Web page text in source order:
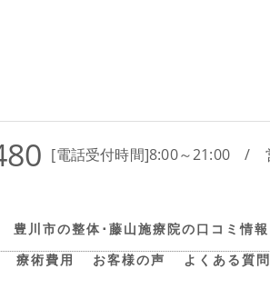
[電話受付時間]8:00～21:00 /
豊川市の整体･藤山施療院の口コミ情報
療術費用 お客様の声 よくある質問